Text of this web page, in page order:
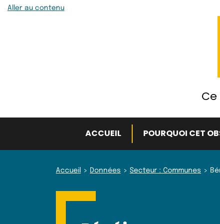
Aller au contenu
ACCUEIL POURQUOI CET
Accueil Données Secteur : Communes